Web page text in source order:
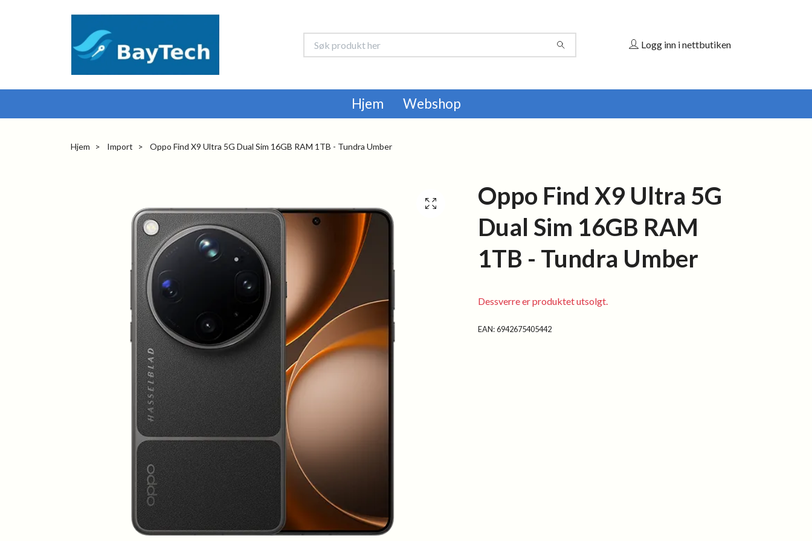
Logg inn i nettbutiken
Hjem Webshop
Hjem Import Oppo Find X9 Ultra 5G Dual Sim 16GB RAM 1TB - Tundra Umber
Oppo Find X9 Ultra 5G
Dual Sim 16GB RAM
1TB - Tundra Umber
Dessverre er produktet utsolgt.
EAN:6942675405442